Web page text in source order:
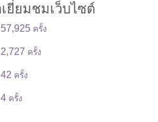
ยี่ยมชมเว็บไซต์
57,925 ครั้ง
2,727 ครั้ง
42 ครั้ง
4 ครั้ง